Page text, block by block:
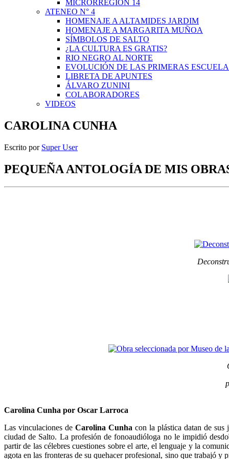
MICRORREGIÓN 14
ATENEO N° 4
HOMENAJE A ALTAMIDES JARDIM
HOMENAJE A MARGARITA MUÑOA
SÍMBOLOS DE SALTO
¿LA CULTURA ES GRATIS?
RIO NEGRO AL NORTE
EVOLUCIÓN DE LAS PRIMERAS
LIBRETA DE APUNTES
ÁLVARO ZUNINI
COLABORADORES
VIDEOS
CAROLINA CUNHA
Escrito por Super User
PEQUEÑA ANTOLOGÍA DE MIS
Carolina Cunha por Oscar Larroca
Las vinculaciones deCarolina Cunha con la plástica datan de
ciudad de Salto. La profesión de fonoaudióloga no le impidió
partir de las célebres cuestiones sobre el arte, el lenguaje y la
agota en las fronteras de su quehacer profesional, sino que trabajó